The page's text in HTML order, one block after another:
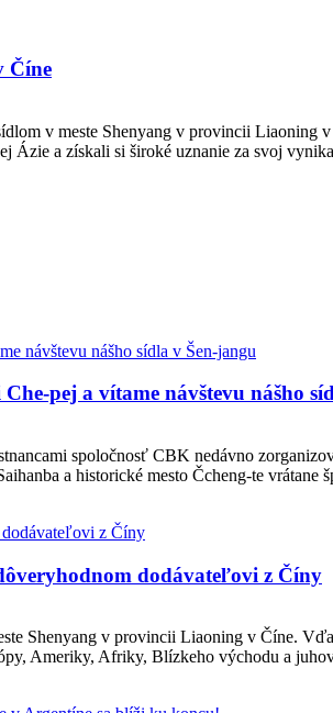
Číne
v meste Shenyang v provincii Liaoning
Ázie a získali si široké uznanie za svoj
pej a vítame návštevu nášho
spoločnosť CBK nedávno
a historické mesto Čcheng-te vrátane
dodávateľovi z Číny
Shenyang v provincii Liaoning v Číne.
Ameriky, Afriky, Blízkeho východu a